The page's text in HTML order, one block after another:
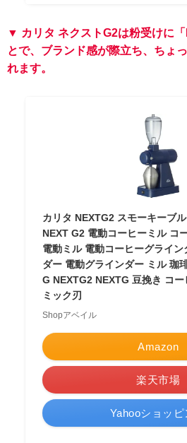
▼ カリタ ネクストG2は粉受けに
とで、ブランド感が際立ち、ちょ
れます。
カリタ NEXTG2 スモーキーブ
NEXT G2 電動コーヒーミル コ
電動ミル 電動コーヒーグライ
ダー 電動グラインダー ミル 珈
G NEXTG2 NEXTG 豆挽き コー
ミック刃
Shopアベイル
Amazon
楽天市場
Yahooショッピ